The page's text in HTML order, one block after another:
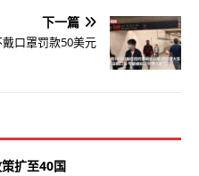
下一篇
戴口罩罚款50美元
扩至40国